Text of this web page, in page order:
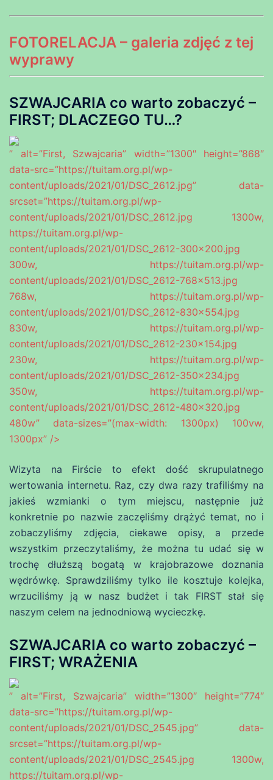
FOTORELACJA – galeria zdjęć z tej
wyprawy
SZWAJCARIA co warto zobaczyć –
FIRST; DLACZEGO TU…?
” alt=”First, Szwajcaria” width=”1300″ height=”868″
data-src=”https://tuitam.org.pl/wp-
content/uploads/2021/01/DSC_2612.jpg” data-
srcset=”https://tuitam.org.pl/wp-
content/uploads/2021/01/DSC_2612.jpg 1300w,
https://tuitam.org.pl/wp-
content/uploads/2021/01/DSC_2612-300×200.jpg
300w, https://tuitam.org.pl/wp-
content/uploads/2021/01/DSC_2612-768×513.jpg
768w, https://tuitam.org.pl/wp-
content/uploads/2021/01/DSC_2612-830×554.jpg
830w, https://tuitam.org.pl/wp-
content/uploads/2021/01/DSC_2612-230×154.jpg
230w, https://tuitam.org.pl/wp-
content/uploads/2021/01/DSC_2612-350×234.jpg
350w, https://tuitam.org.pl/wp-
content/uploads/2021/01/DSC_2612-480×320.jpg
480w” data-sizes=”(max-width: 1300px) 100vw,
1300px” />
Wizyta na Firście to efekt dość skrupulatnego
wertowania internetu. Raz, czy dwa razy trafiliśmy na
jakieś wzmianki o tym miejscu, następnie już
konkretnie po nazwie zaczęliśmy drążyć temat, no i
zobaczyliśmy zdjęcia, ciekawe opisy, a przede
wszystkim przeczytaliśmy, że można tu udać się w
trochę dłuższą bogatą w krajobrazowe doznania
wędrówkę. Sprawdziliśmy tylko ile kosztuje kolejka,
wrzuciliśmy ją w nasz budżet i tak FIRST stał się
naszym celem na jednodniową wycieczkę.
SZWAJCARIA co warto zobaczyć –
FIRST; WRAŻENIA
” alt=”First, Szwajcaria” width=”1300″ height=”774″
data-src=”https://tuitam.org.pl/wp-
content/uploads/2021/01/DSC_2545.jpg” data-
srcset=”https://tuitam.org.pl/wp-
content/uploads/2021/01/DSC_2545.jpg 1300w,
https://tuitam.org.pl/wp-